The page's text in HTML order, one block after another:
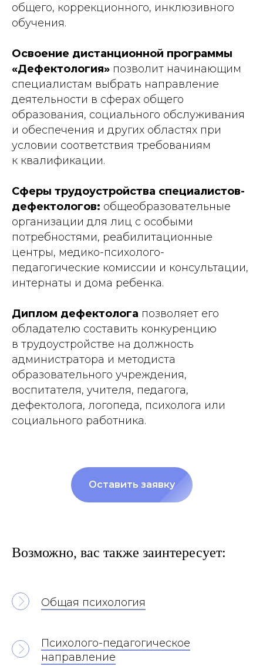
общего, коррекционного, инклюзивного
обучения.
Освоение дистанционной программы
«Дефектология» позволит начинающим
специалистам выбрать направление
деятельности в сферах общего
образования, социального обслуживания
и обеспечения и других областях при
условии соответствия требованиям
к квалификации.
Сферы трудоустройства специалистов-
дефектологов: общеобразовательные
организации для лиц с особыми
потребностями, реабилитационные
центры, медико-психолого-
педагогические комиссии и консультации,
интернаты и дома ребенка.
Диплом дефектолога позволяет его
обладателю составить конкуренцию
в трудоустройстве на должность
администратора и методиста
образовательного учреждения,
воспитателя, учителя, педагога,
дефектолога, логопеда, психолога или
социального работника.
Оставить заявку
Возможно, вас также заинтересует:
Общая психология
Психолого-педагогическое
направление